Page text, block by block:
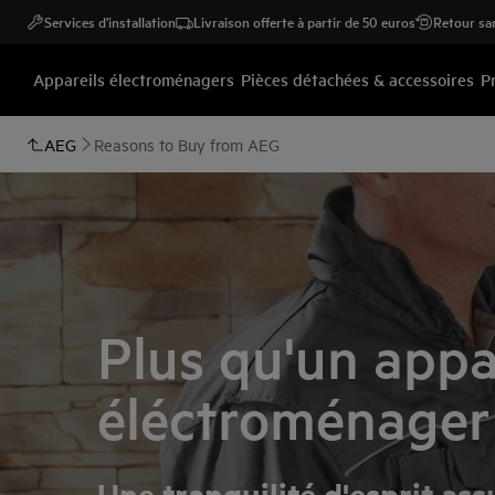
Services d'installation Livraison offerte à partir de 50 euros Retour
Appareils électroménagers Pièces détachées & accessoires
AEG Reasons to Buy from AEG
Plus qu'un
éléctroménager